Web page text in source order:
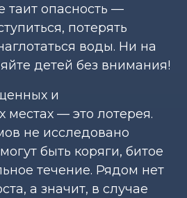
опасность —
потерять
воды. Ни на
детей без внимания!
и
местах — это лотерея.
не исследовано
быть коряги, битое
течение. Рядом нет
а значит, в случае